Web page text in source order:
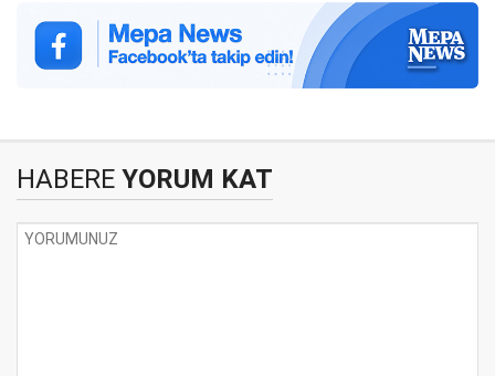
HABERE YORUM KAT